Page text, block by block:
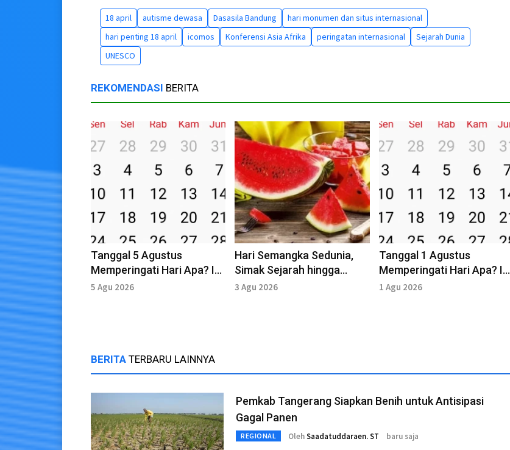
18 april autisme dewasa Dasasila Bandung
hari monumen dan situs internasional
hari penting 18 april
icomos Konferensi Asia Afrika peringatan internasional
Sejarah Dunia
UNESCO
REKOMENDASI BERITA
Tanggal 5 Agustus
Memperingati Hari Apa? Ini
Daftar Momen Pentingnya
5 Agu 2026
Hari Semangka Sedunia,
Simak Sejarah hingga
Fakta Uniknya
3 Agu 2026
Tanggal 1 Agustus
Memperingati Hari Apa? Ini
Enam Momen Pentingnya
1 Agu 2026
BERITA TERBARU LAINNYA
Pemkab Tangerang Siapkan Benih untuk Antisipasi
Gagal Panen
REGIONAL OlehSaadatuddaraen. ST baru saja